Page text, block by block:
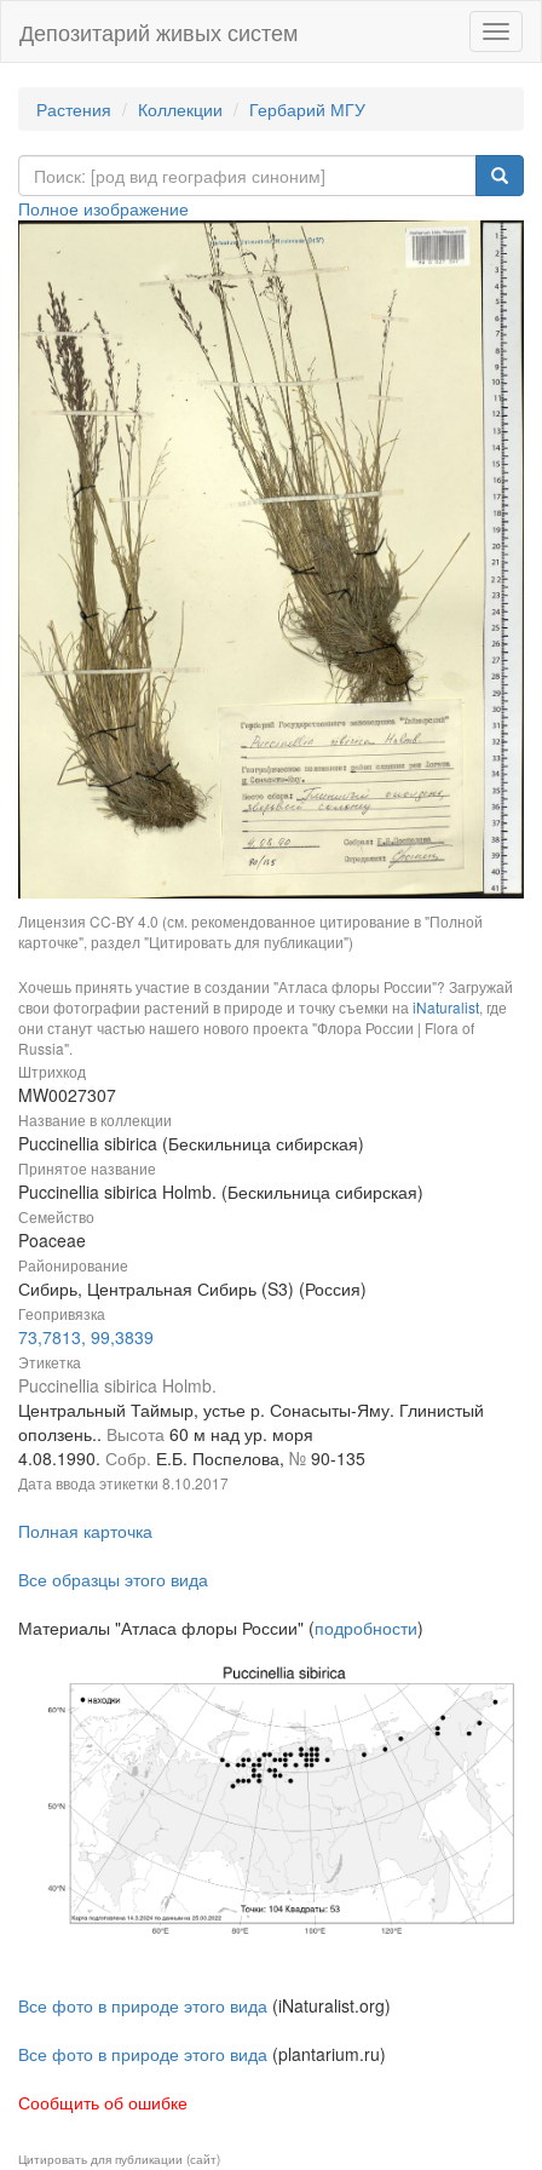
Депозитарий живых систем
Растения Коллекции Гербарий МГУ
Полное изображение
Лицензия CC-BY 4.0 (см. рекомендованное цитирование в "Полной
карточке", раздел "Цитировать для публикации")
Хочешь принять участие в создании "Атласа флоры России"? Загружай
свои фотографии растений в природе и точку съемки на iNaturalist, где
они станут частью нашего нового проекта "Флора России | Flora of
Russia".
Штрихкод
MW0027307
Название в коллекции
Puccinellia sibirica (Бескильница сибирская)
Принятое название
Puccinellia sibirica Holmb. (Бескильница сибирская)
Семейство
Poaceae
Районирование
Сибирь, Центральная Сибирь (S3) (Россия)
Геопривязка
73,7813, 99,3839
Этикетка
Puccinellia sibirica Holmb.
Центральный Таймыр, устье р. Сонасыты-Яму. Глинистый
оползень.. Высота 60 м над ур. моря
4.08.1990. Собр. Е.Б. Поспелова, № 90-135
Дата ввода этикетки 8.10.2017
Полная карточка
Все образцы этого вида
Материалы "Атласа флоры России" (подробности)
Все фото в природе этого вида (iNaturalist.org)
Все фото в природе этого вида (plantarium.ru)
Сообщить об ошибке
Цитировать для публикации (сайт)